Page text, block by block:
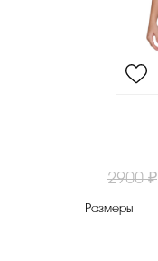
2900 ₽
Размеры